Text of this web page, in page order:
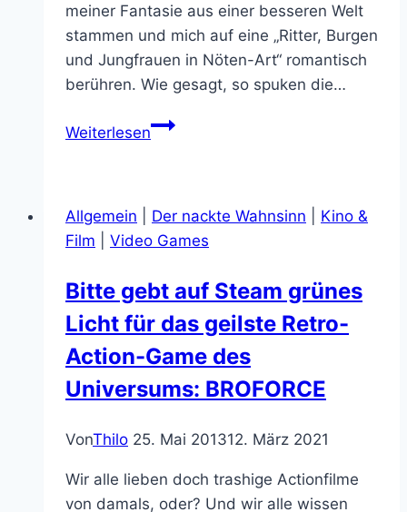
meiner Fantasie aus einer besseren Welt
stammen und mich auf eine „Ritter, Burgen
und Jungfrauen in Nöten-Art“ romantisch
berühren. Wie gesagt, so spuken die…
WeiterlesenDamit
nicht
einsam
Das
“Father’s
Sword”
Allgemein Der nackte Wahnsinn
Kino &
Film
Video Games
Bitte gebt auf Steam grünes
Licht für das geilste Retro-
Action-Game des
Universums: BROFORCE
VonThilo 25. Mai 201312. März 2021
Wir alle lieben doch trashige Actionfilme
von damals, oder? Und wir alle wissen